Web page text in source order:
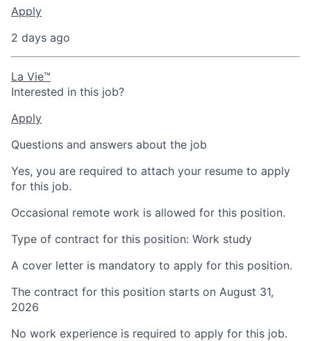
Apply
2 days ago
La Vie™
Interested in this job?
Apply
Questions and answers about the job
Yes, you are required to attach your resume to apply
for this job.
Occasional remote work is allowed for this position.
Type of contract for this position: Work study
A cover letter is mandatory to apply for this position.
The contract for this position starts on August 31,
2026
No work experience is required to apply for this job.